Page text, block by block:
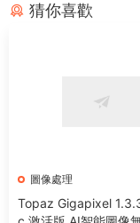
猜你喜歡
圖像處理
Topaz Gigapixel